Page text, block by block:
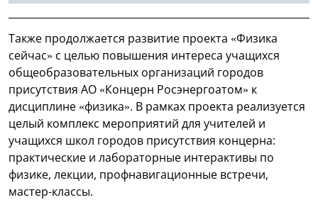
Также продолжается развитие проекта «Физика
сейчас» с целью повышения интереса учащихся
общеобразовательных организаций городов
присутствия АО «Концерн Росэнергоатом» к
дисциплине «физика». В рамках проекта реализуется
целый комплекс мероприятий для учителей и
учащихся школ городов присутствия концерна:
практические и лабораторные интерактивы по
физике, лекции, профнавигационные встречи,
мастер-классы.